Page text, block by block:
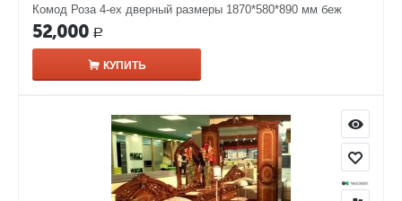
Комод Роза 4-ех дверный размеры 1870*580*890 мм беж
52,000 Р
КУПИТЬ